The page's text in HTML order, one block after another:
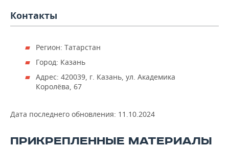
Контакты
Регион: Татарстан
Город: Казань
Адрес: 420039, г. Казань, ул. Академика
Королёва, 67
Дата последнего обновления: 11.10.2024
ПРИКРЕПЛЕННЫЕ МАТЕРИАЛЫ